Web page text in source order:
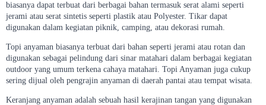
biasanya dapat terbuat dari berbagai bahan termasuk serat alami seperti
jerami atau serat sintetis seperti plastik atau Polyester. Tikar dapat
digunakan dalam kegiatan piknik, camping, atau dekorasi rumah.
Topi anyaman biasanya terbuat dari bahan seperti jerami atau rotan dan
digunakan sebagai pelindung dari sinar matahari dalam berbagai kegiatan
outdoor yang umum terkena cahaya matahari. Topi Anyaman juga cukup
sering dijual oleh pengrajin anyaman di daerah pantai atau tempat wisata.
Keranjang anyaman adalah sebuah hasil kerajinan tangan yang digunakan